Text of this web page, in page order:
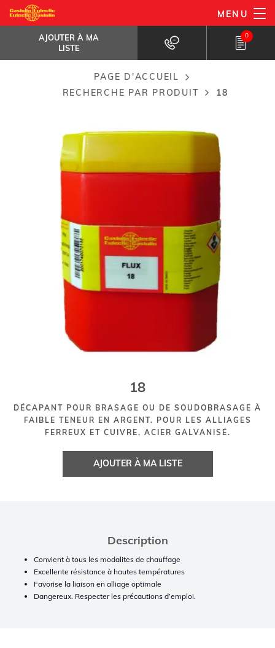
Aller
au
principal
MENU
AJOUTER À MA
LISTE
0
18
AJOUTER À MA LISTE
Breadcrumb
PAGE D'ACCUEIL
RECHERCHE PAR PRODUIT
18
18
DÉCAPANT POUR BRASAGE OU DE SOUDOBRASAGE À
FAIBLE TENEUR EN ARGENT. POUR LES ALLIAGES
FERREUX ET CUIVRE, ACIER GALVANISÉ.
AJOUTER À MA LISTE
Description
Convient à tous les modalites de chauffage
Excellente résistance à hautes températures
Favorise la liaison en alliage optimale
Dangereux. Respecter les précautions d’emploi.